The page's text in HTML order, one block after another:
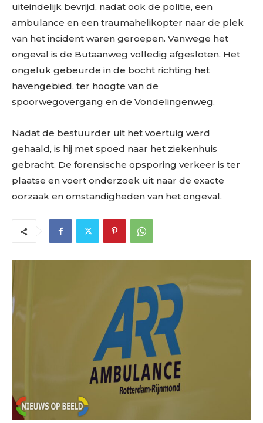
uiteindelijk bevrijd, nadat ook de politie, een
ambulance en een traumahelikopter naar de plek
van het incident waren geroepen. Vanwege het
ongeval is de Butaanweg volledig afgesloten. Het
ongeluk gebeurde in de bocht richting het
havengebied, ter hoogte van de
spoorwegovergang en de Vondelingenweg.
Nadat de bestuurder uit het voertuig werd
gehaald, is hij met spoed naar het ziekenhuis
gebracht. De forensische opsporing verkeer is ter
plaatse en voert onderzoek uit naar de exacte
oorzaak en omstandigheden van het ongeval.